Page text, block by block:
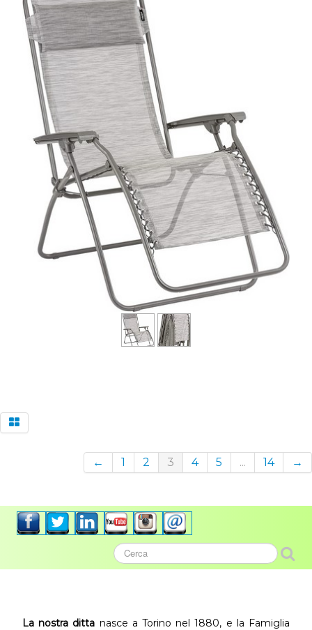
← 1 2 3 4 5 ... 14 →
La nostra ditta nasce a Torino nel 1880, e la Famiglia